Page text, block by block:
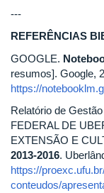
---
REFERÊNCIAS
GOOGLE.
resumos]. Google,
https://
Relatório de
FEDERAL DE
EXTENSÃO E
2013-2016.
https://
conteudos/